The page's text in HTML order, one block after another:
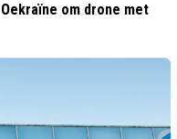
om drone met